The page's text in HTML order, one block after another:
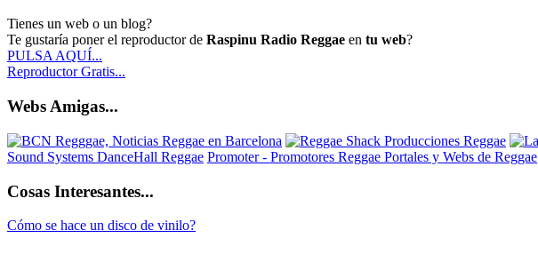
Tienes un web o un blog?
Te gustaría poner el reproductor de Raspinu Radio Reggae en tu web?
PULSA AQUÍ...
Reproductor Gratis...
Webs Amigas...
Sound Systems DanceHall Reggae Promoter - Promotores Reggae Portales y Webs de Reggae
Cosas Interesantes...
Cómo se hace un disco de vinilo?